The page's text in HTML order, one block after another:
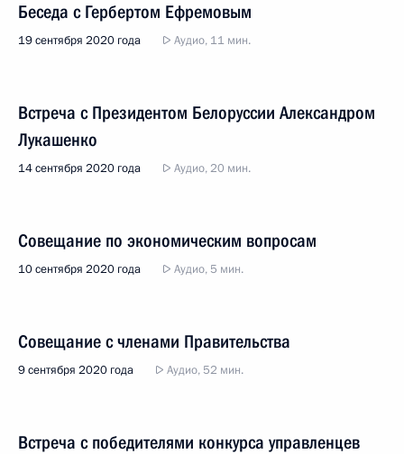
Беседа с Гербертом Ефремовым
19 сентября 2020 года Аудио, 11 мин.
Встреча с Президентом Белоруссии Александром
Лукашенко
14 сентября 2020 года Аудио, 20 мин.
Совещание по экономическим вопросам
10 сентября 2020 года Аудио, 5 мин.
Совещание с членами Правительства
9 сентября 2020 года Аудио, 52 мин.
Встреча с победителями конкурса управленцев